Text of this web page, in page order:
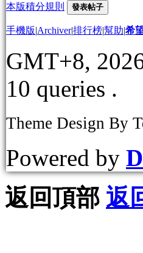
本版積分規則 發表帖子
手機版|Archiver|排行榜|幫助|希
GMT+8,
10 queries .
Theme Design By
Powered by
返回頂部 返